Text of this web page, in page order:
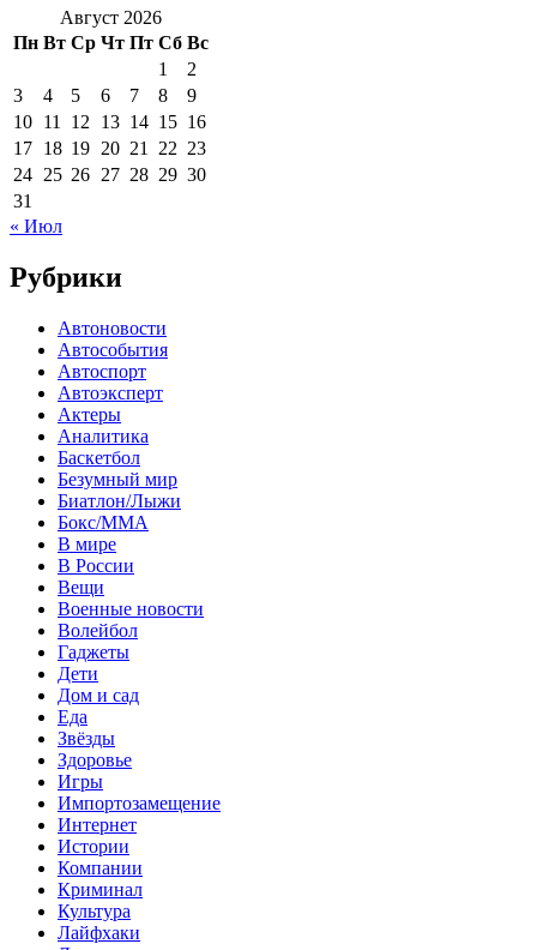
Август 2026
Пн Вт Ср Чт Пт Сб Вс
1
2
3
4 5 6 7 8
9
10 11 12 13 14 15 16
17 18 19 20 21 22 23
24 25 26 27 28 29 30
31
« Июл
Рубрики
Автоновости
Автособытия
Автоспорт
Автоэксперт
Актеры
Аналитика
Баскетбол
Безумный мир
Биатлон/Лыжи
Бокс/MMA
В мире
В России
Вещи
Военные новости
Волейбол
Гаджеты
Дети
Дом и сад
Еда
Звёзды
Здоровье
Игры
Импортозамещение
Интернет
Истории
Компании
Криминал
Культура
Лайфхаки